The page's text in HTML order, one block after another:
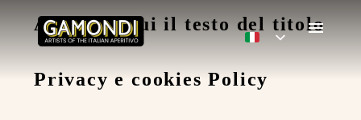
Aggiungi qui il testo del titolo
Privacy e cookies Policy